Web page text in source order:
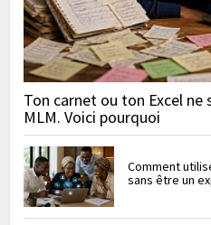
Ton carnet ou ton Excel
MLM. Voici pourquoi
Comment
sans être un